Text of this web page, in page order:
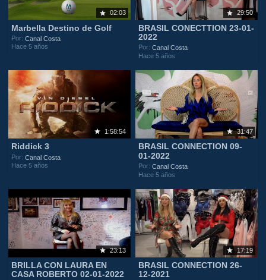
02:03
Marbella Destino de Golf
Por:Canal Costa
Hace 5 años
29:50
BRASIL CONECTTION 23-01-
2022
Por:Canal Costa
Hace 5 años
1:58:54
Riddick 3
Por:Canal Costa
Hace 5 años
31:47
BRASIL CONNECTION 09-
01-2022
Por:Canal Costa
Hace 5 años
23:13
BRILLA CON LAURA EN
CASA ROBERTO 02-01-2022
17:19
BRASIL CONNECTION 26-
12-2021